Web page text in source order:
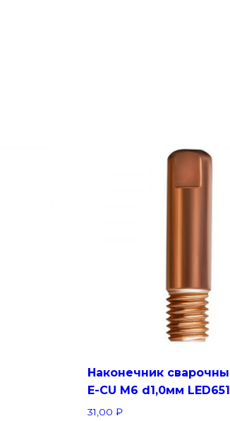
Наконечник
E-CU М6 d1,0мм
31,00₽